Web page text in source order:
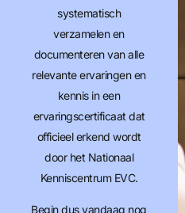
systematisch
verzamelen en
documenteren van alle
relevante ervaringen en
kennis in een
ervaringscertificaat dat
officieel erkend wordt
door het Nationaal
Kenniscentrum EVC.
Begin dus vandaag nog